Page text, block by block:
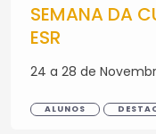
SEMANA DA
ESR
24 a 28 de
ALUNOS